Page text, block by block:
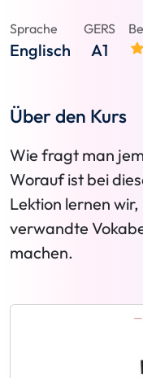
Sprache
Englisch
GERS
A1
Über den Kurs
Wie fragt man
Worauf ist bei
Lektion lernen
verwandte
machen.